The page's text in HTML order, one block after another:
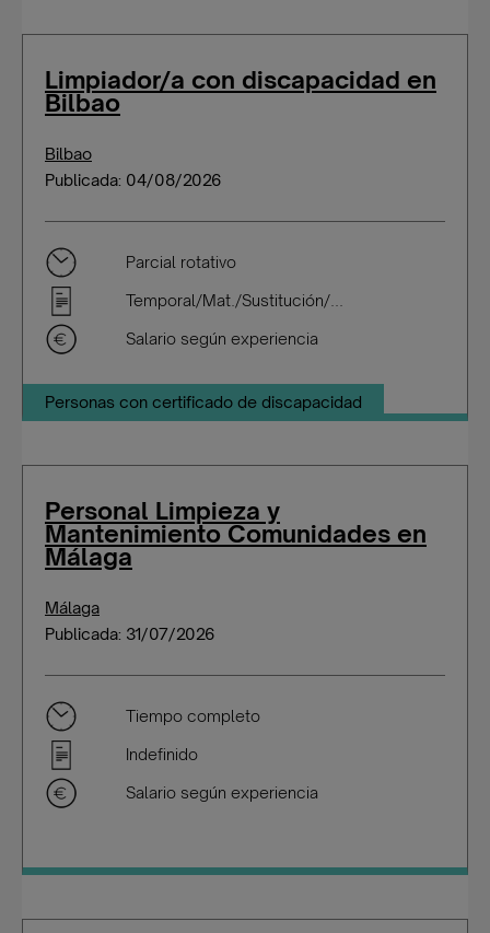
Limpiador/a con discapacidad en
Bilbao
Bilbao
Publicada: 04/08/2026
Parcial rotativo
Temporal/Mat./Sustitución/...
Salario según experiencia
Personas con certificado de discapacidad
Personal Limpieza y
Mantenimiento Comunidades en
Málaga
Málaga
Publicada: 31/07/2026
Tiempo completo
Indefinido
Salario según experiencia